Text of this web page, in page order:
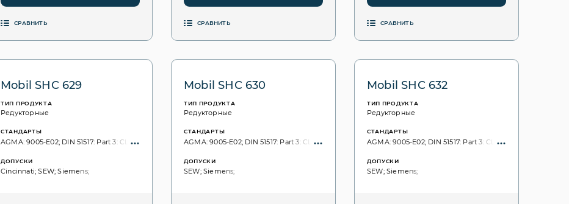
СРАВНИТЬ СРАВНИТЬ СРАВНИТЬ
Mobil SHC 629
ТИП ПРОДУКТА
Редукторные
СТАНДАРТЫ
AGMA: 9005-E02; DIN 51517: Part 3: CLP; ISO 6743: CKD; ISO VG, 3448: 150;
ДОПУСКИ
Cincinnati; SEW; Siemens;
Mobil SHC 630
ТИП ПРОДУКТА
Редукторные
СТАНДАРТЫ
AGMA: 9005-E02; DIN 51517: Part 3: CLP; ISO 6743: CKD; ISO VG, 3448: 220;
ДОПУСКИ
SEW; Siemens;
Mobil SHC 632
ТИП ПРОДУКТА
Редукторные
СТАНДАРТЫ
AGMA: 9005-E02; DIN 51517: Part 3: CLP; ISO 6743: CKD;
ДОПУСКИ
SEW; Siemens;